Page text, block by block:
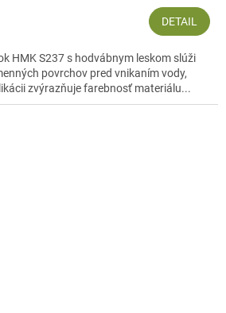
DETAIL
HMK S237 s hodvábnym leskom slúži
povrchov pred vnikaním vody,
zvýrazňuje farebnosť materiálu...